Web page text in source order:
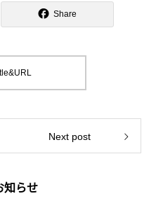
Share
Next post
知らせ